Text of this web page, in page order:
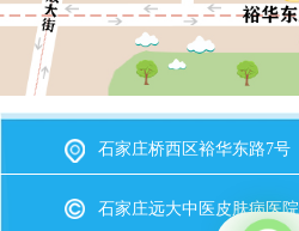
石家庄桥西区裕华东路7号
石家庄远大中医皮肤病医院